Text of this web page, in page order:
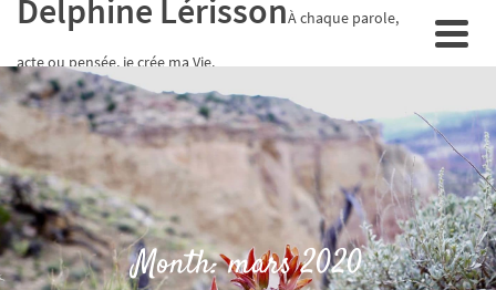
Delphine LérissonÀ chaque parole,
acte ou pensée, je crée ma Vie.
Month: mars 2020